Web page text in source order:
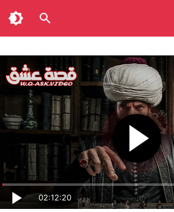
02:12:20